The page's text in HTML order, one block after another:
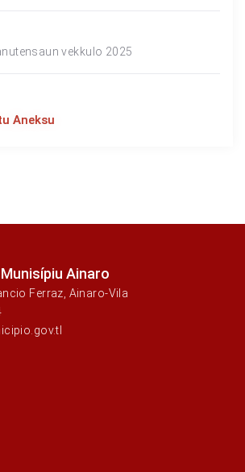
vekkulo 2025
Aneksu
Ainaro
Ferraz, Ainaro-Vila